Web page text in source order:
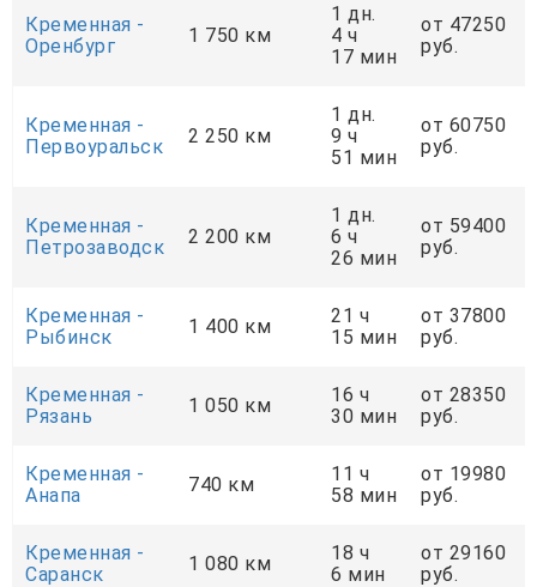
Кременная -
Оренбург
1 750 км
1 дн.
4 ч
17 мин
от 47250
руб.
Кременная -
Первоуральск
2 250 км
1 дн.
9 ч
51 мин
от 60750
руб.
Кременная -
Петрозаводск
2 200 км
1 дн.
6 ч
26 мин
от 59400
руб.
Кременная -
Рыбинск
1 400 км
21 ч
15 мин
от 37800
руб.
Кременная -
Рязань
1 050 км
16 ч
30 мин
от 28350
руб.
Кременная -
Анапа
740 км
11 ч
58 мин
от 19980
руб.
Кременная -
Саранск
1 080 км
18 ч
6 мин
от 29160
руб.